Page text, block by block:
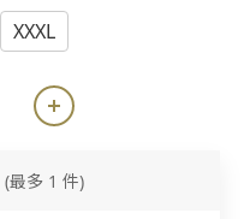
XXXL
(最多 1 件)